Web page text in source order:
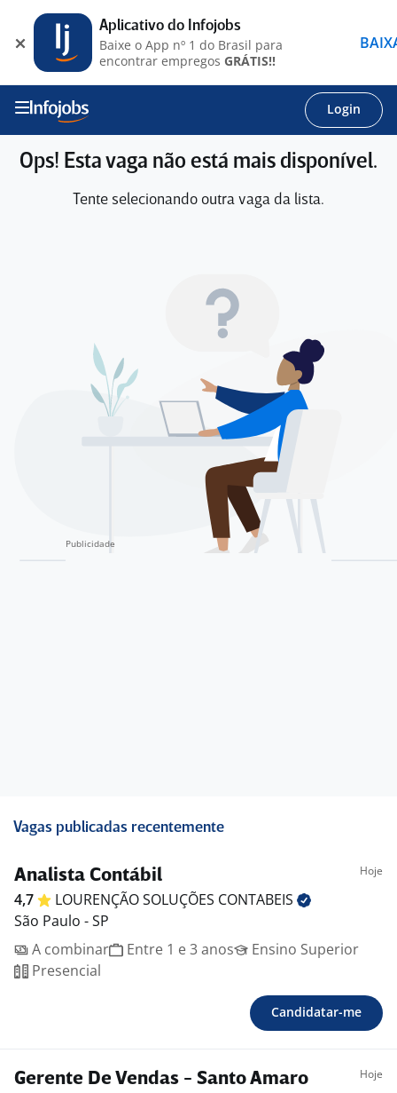
Login
Ops! Esta vaga não está mais disponível.
Tente selecionando outra vaga da lista.
Vagas publicadas recentemente
Analista Contábil Hoje
4,7 LOURENÇÃO SOLUÇÕES CONTABEIS
São Paulo - SP
A combinar
Entre 1 e 3 anos
Ensino Superior
Presencial
Candidatar-me
Gerente De Vendas - Santo Amaro Hoje
Aplicativo do Infojobs
Baixe o App nº 1 do Brasil para
encontrar empregos GRÁTIS!!